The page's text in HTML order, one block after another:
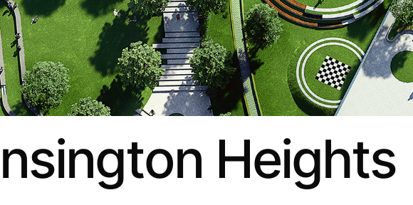
nsington Heights